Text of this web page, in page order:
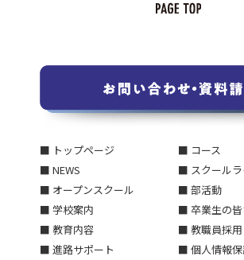
■ トップページ
■ NEWS
■ オープンスクール
■ 学校案内
■ 教育内容
■ 進路サポート
■ コース
■ スクールラ
■ 部活動
■ 卒業生の皆
■ 教職員採用
■ 個人情報